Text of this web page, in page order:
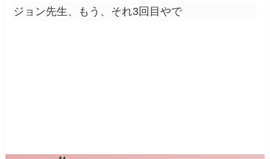
ジョン先生、もう、それ3回目やで